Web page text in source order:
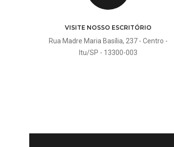
VISITE NOSSO ESCRITÓRIO
Rua Madre Maria Basília, 237 - Centro -
Itu/SP - 13300-003